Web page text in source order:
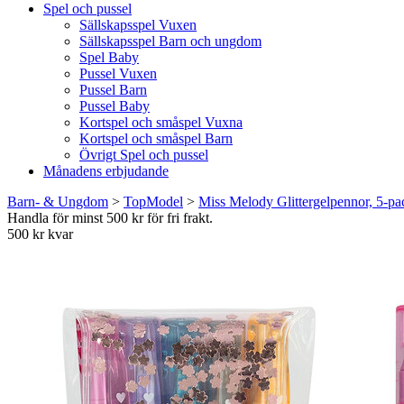
Spel och pussel
Sällskapsspel Vuxen
Sällskapsspel Barn och ungdom
Spel Baby
Pussel Vuxen
Pussel Barn
Pussel Baby
Kortspel och småspel Vuxna
Kortspel och småspel Barn
Övrigt Spel och pussel
Månadens erbjudande
Barn- & Ungdom > TopModel > Miss Melody Glittergelpennor, 5-
Handla för minst 500 kr för fri frakt.
500 kr kvar